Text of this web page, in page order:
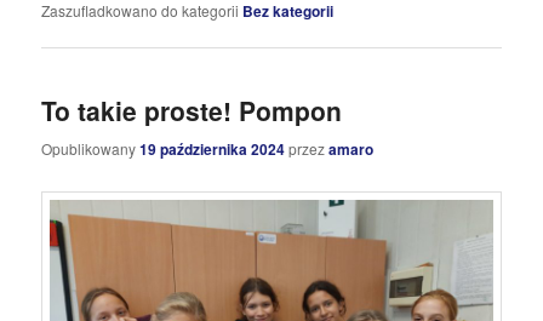
Zaszufladkowano do kategorii Bez kategorii
To takie proste! Pompon
Opublikowany19 października 2024przezamaro